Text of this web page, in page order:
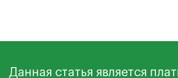
Данная статья является